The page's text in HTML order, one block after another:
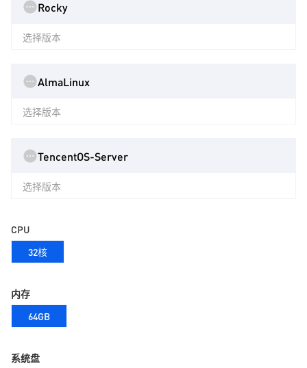
Rocky
选择版本
AlmaLinux
选择版本
TencentOS-Server
选择版本
CPU
32核
内存
64GB
系统盘